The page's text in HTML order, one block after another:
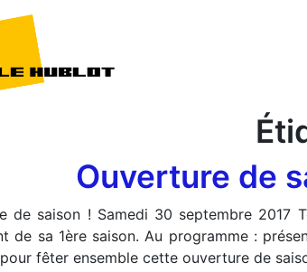
Ouverture de
de saison ! Samedi 30 septembre 2017
de sa 1ère saison. Au programme :
fêter ensemble cette ouverture de